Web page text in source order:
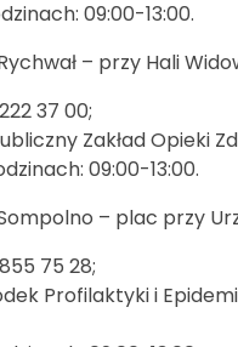
09:00-13:00.
– przy Hali
37 00;
Zakład Opieki
09:00-13:00.
– plac przy
75 28;
Profilaktyki i